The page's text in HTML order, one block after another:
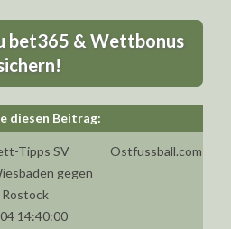
bet365 & Wettbonus
Tipps SV
gegen
Rostock
Ostfussball.com
14:40:00